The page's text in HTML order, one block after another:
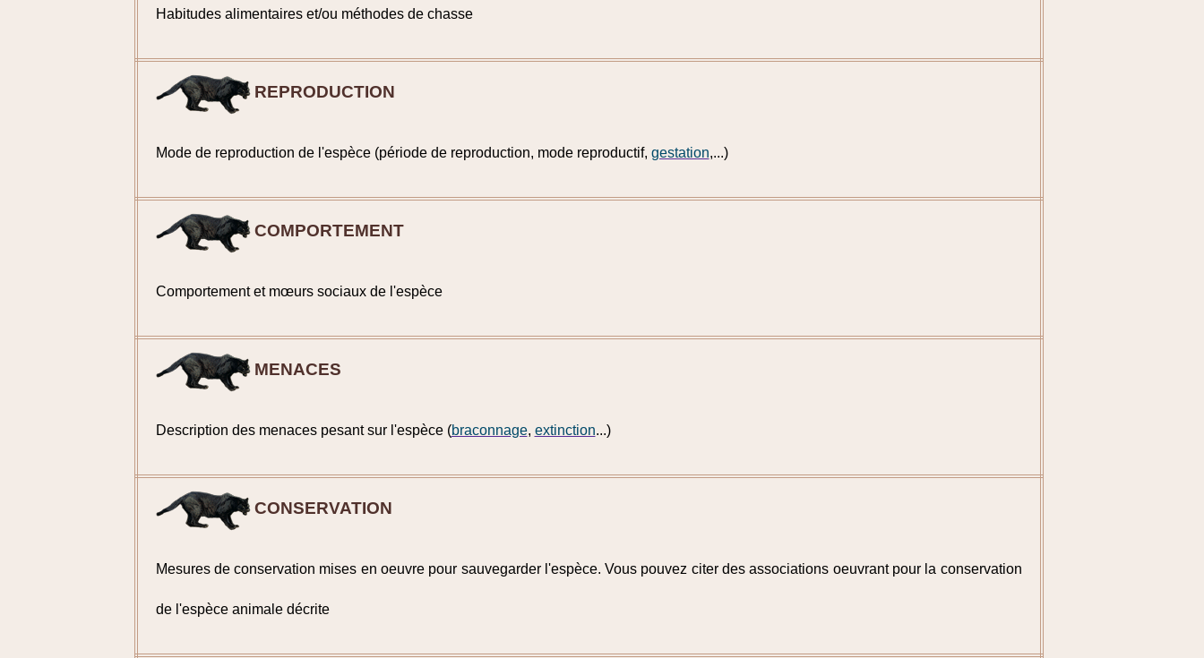
Habitudes alimentaires et/ou méthodes de chasse
REPRODUCTION
Mode de reproduction de l'espèce (période de reproduction, mode reproductif, gestation,...)
COMPORTEMENT
Comportement et mœurs sociaux de l'espèce
MENACES
Description des menaces pesant sur l'espèce (braconnage, extinction...)
CONSERVATION
Mesures de conservation mises en oeuvre pour sauvegarder l'espèce. Vous pouvez citer des associations oeuvrant pour la conservation
de l'espèce animale décrite